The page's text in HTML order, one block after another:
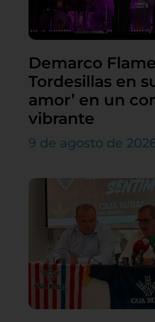
Demarco
Tordesillas en
amor’ en un
vibrante
9 de agosto de